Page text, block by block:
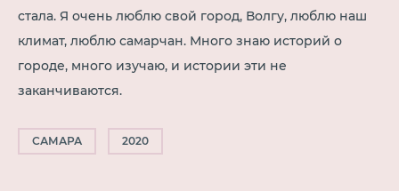
стала. Я очень люблю свой город, Волгу, люблю наш
климат, люблю самарчан. Много знаю историй о
городе, много изучаю, и истории эти не
заканчиваются.
САМАРА 2020